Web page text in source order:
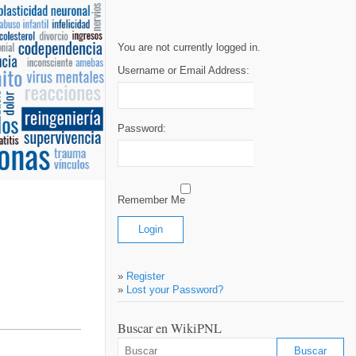
You are not currently logged in.
Username or Email Address:
Password:
Remember Me
» Register
» Lost your Password?
Buscar en WikiPNL